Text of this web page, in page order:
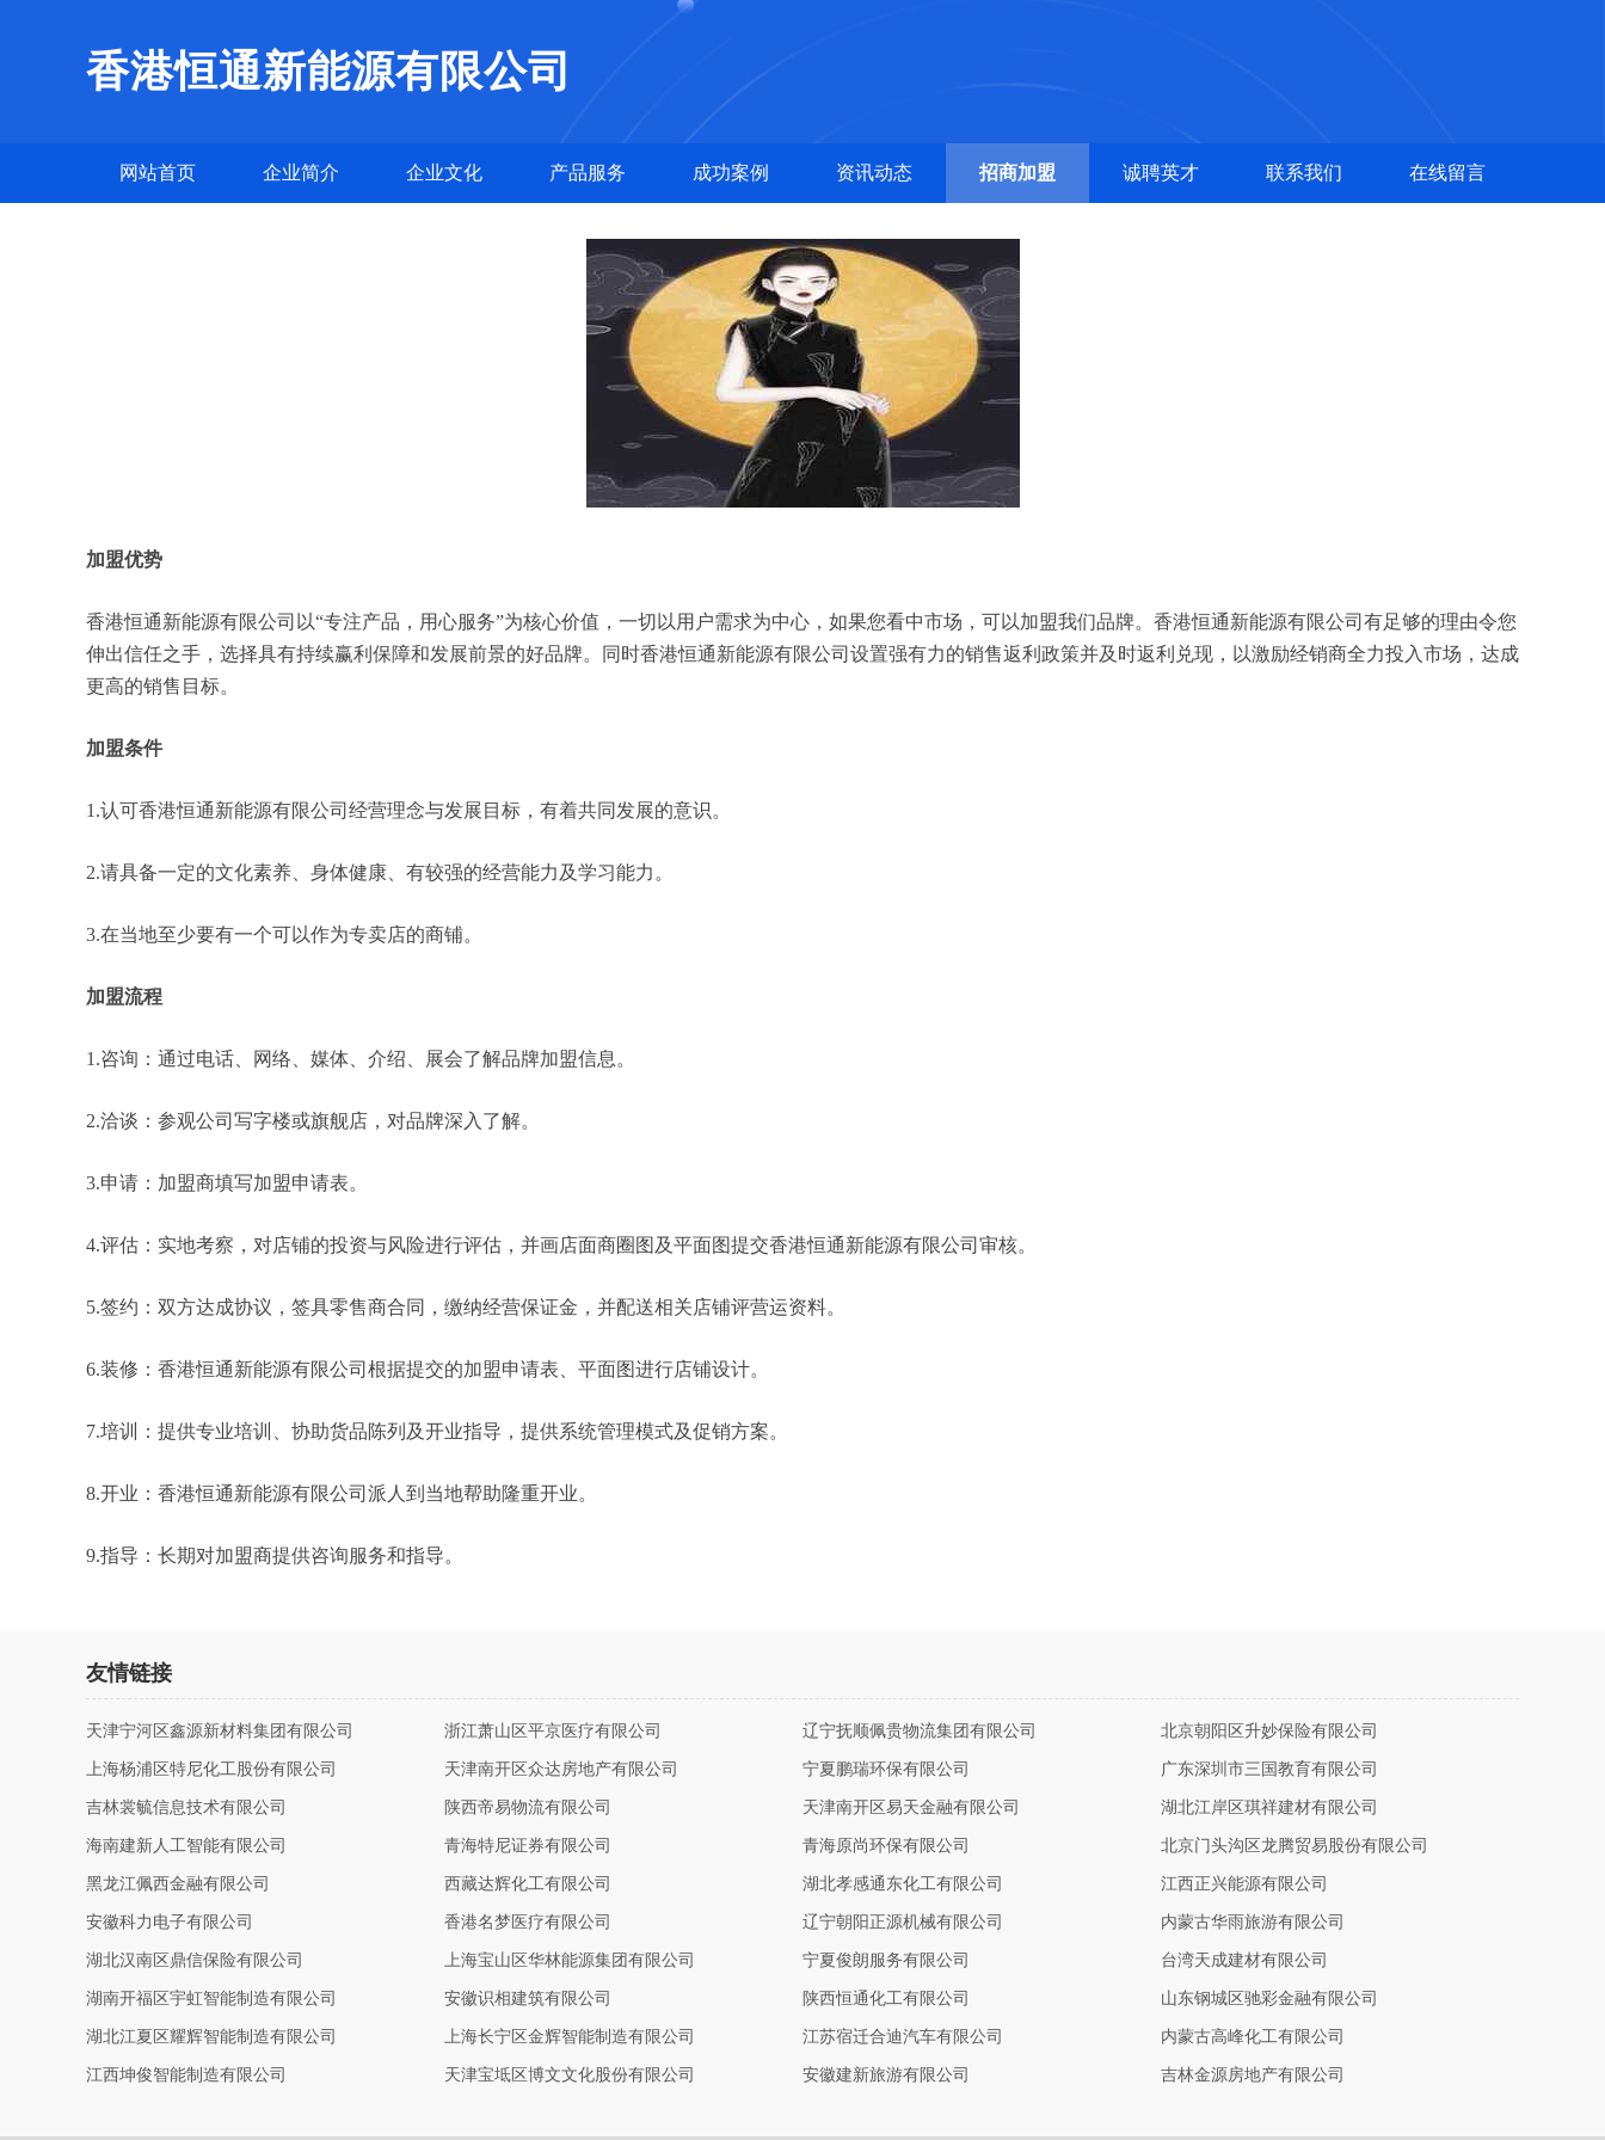
香港恒通新能源有限公司
网站首页 企业简介 企业文化 产品服务 成功案例 资讯动态 招商加盟 诚聘英才 联系我们 在线留言
加盟优势
香港恒通新能源有限公司以“专注产品，用心服务”为核心价值，一切以用户需求为中心，如果您看中市场，可以加盟我们品牌。香港恒通新能源有限公司有足够的理由令您
伸出信任之手，选择具有持续赢利保障和发展前景的好品牌。同时香港恒通新能源有限公司设置强有力的销售返利政策并及时返利兑现，以激励经销商全力投入市场，达成
更高的销售目标。
加盟条件
1.认可香港恒通新能源有限公司经营理念与发展目标，有着共同发展的意识。
2.请具备一定的文化素养、身体健康、有较强的经营能力及学习能力。
3.在当地至少要有一个可以作为专卖店的商铺。
加盟流程
1.咨询：通过电话、网络、媒体、介绍、展会了解品牌加盟信息。
2.洽谈：参观公司写字楼或旗舰店，对品牌深入了解。
3.申请：加盟商填写加盟申请表。
4.评估：实地考察，对店铺的投资与风险进行评估，并画店面商圈图及平面图提交香港恒通新能源有限公司审核。
5.签约：双方达成协议，签具零售商合同，缴纳经营保证金，并配送相关店铺评营运资料。
6.装修：香港恒通新能源有限公司根据提交的加盟申请表、平面图进行店铺设计。
7.培训：提供专业培训、协助货品陈列及开业指导，提供系统管理模式及促销方案。
8.开业：香港恒通新能源有限公司派人到当地帮助隆重开业。
9.指导：长期对加盟商提供咨询服务和指导。
友情链接
天津宁河区鑫源新材料集团有限公司 浙江萧山区平京医疗有限公司 辽宁抚顺佩贵物流集团有限公司 北京朝阳区升妙保险有限公司
上海杨浦区特尼化工股份有限公司 天津南开区众达房地产有限公司 宁夏鹏瑞环保有限公司 广东深圳市三国教育有限公司
吉林裳毓信息技术有限公司 陕西帝易物流有限公司 天津南开区易天金融有限公司 湖北江岸区琪祥建材有限公司
海南建新人工智能有限公司 青海特尼证券有限公司 青海原尚环保有限公司 北京门头沟区龙腾贸易股份有限公司
黑龙江佩西金融有限公司 西藏达辉化工有限公司 湖北孝感通东化工有限公司 江西正兴能源有限公司
安徽科力电子有限公司 香港名梦医疗有限公司 辽宁朝阳正源机械有限公司 内蒙古华雨旅游有限公司
湖北汉南区鼎信保险有限公司 上海宝山区华林能源集团有限公司 宁夏俊朗服务有限公司 台湾天成建材有限公司
湖南开福区宇虹智能制造有限公司 安徽识相建筑有限公司 陕西恒通化工有限公司 山东钢城区驰彩金融有限公司
湖北江夏区耀辉智能制造有限公司 上海长宁区金辉智能制造有限公司 江苏宿迁合迪汽车有限公司 内蒙古高峰化工有限公司
江西坤俊智能制造有限公司 天津宝坻区博文文化股份有限公司 安徽建新旅游有限公司 吉林金源房地产有限公司